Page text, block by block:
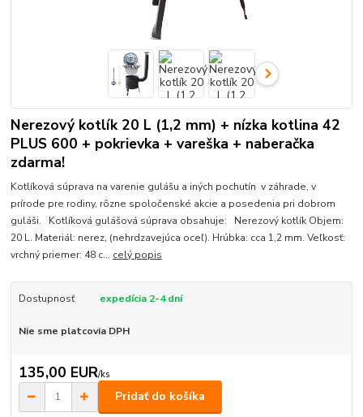
Nerezový kotlík 20 L (1,2 mm) + nízka kotlina 42
PLUS 600 + pokrievka + vareška + naberačka
zdarma!
Kotlíková súprava na varenie gulášu a iných pochutín v záhrade, v
prírode pre rodiny, rôzne spoločenské akcie a posedenia pri dobrom
guláši. Kotlíková gulášová súprava obsahuje: Nerezový kotlík Objem:
20 L. Materiál: nerez, (nehrdzavejúca oceľ). Hrúbka: cca 1,2 mm. Veľkosť:
vrchný priemer: 48 c... celý popis
Dostupnosť expedícia 2-4 dní
Nie sme platcovia DPH
135,00 EUR/ks
Pridať do košíka